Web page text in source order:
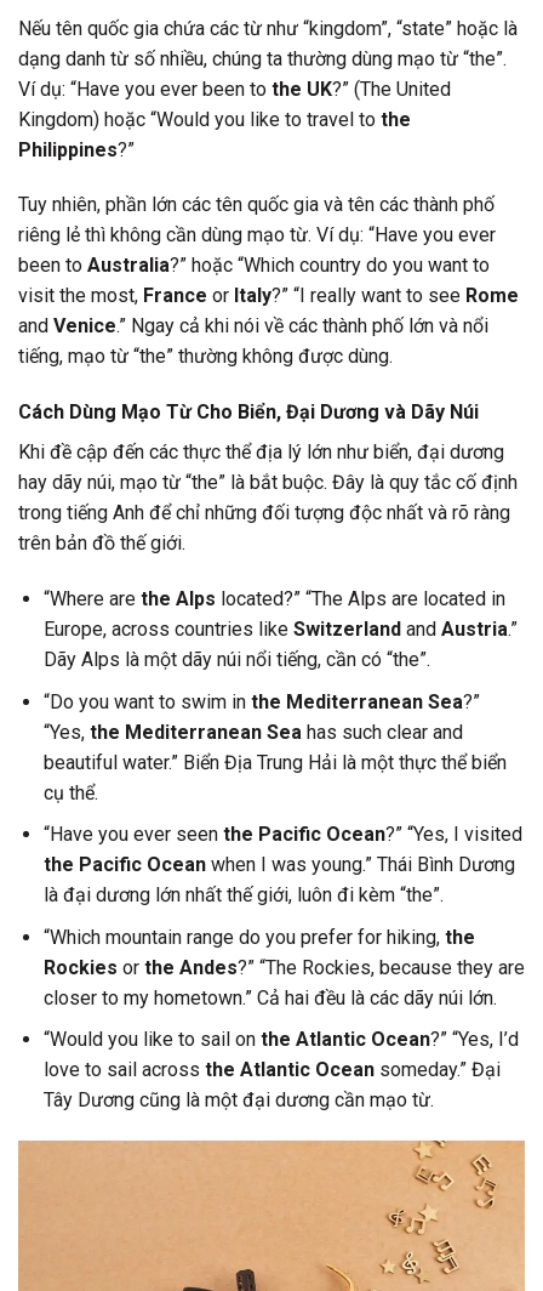
Nếu tên quốc gia chứa các từ như “kingdom”, “state” hoặc là
dạng danh từ số nhiều, chúng ta thường dùng mạo từ “the”.
Ví dụ: “Have you ever been to the UK?” (The United
Kingdom) hoặc “Would you like to travel to the
Philippines?”
Tuy nhiên, phần lớn các tên quốc gia và tên các thành phố
riêng lẻ thì không cần dùng mạo từ. Ví dụ: “Have you ever
been to Australia?” hoặc “Which country do you want to
visit the most, France or Italy?” “I really want to see Rome
and Venice.” Ngay cả khi nói về các thành phố lớn và nổi
tiếng, mạo từ “the” thường không được dùng.
Cách Dùng Mạo Từ Cho Biển, Đại Dương và Dãy Núi
Khi đề cập đến các thực thể địa lý lớn như biển, đại dương
hay dãy núi, mạo từ “the” là bắt buộc. Đây là quy tắc cố định
trong tiếng Anh để chỉ những đối tượng độc nhất và rõ ràng
trên bản đồ thế giới.
“Where are the Alps located?” “The Alps are located in
Europe, across countries like Switzerlandand Austria.”
Dãy Alps là một dãy núi nổi tiếng, cần có “the”.
“Do you want to swim in the Mediterranean Sea?”
“Yes, the Mediterranean Sea has such clear and
beautiful water.” Biển Địa Trung Hải là một thực thể biển
cụ thể.
“Have you ever seen the Pacific Ocean?” “Yes, I visited
the Pacific Oceanwhen I was young.” Thái Bình Dương
là đại dương lớn nhất thế giới, luôn đi kèm “the”.
“Which mountain range do you prefer for hiking, the
Rockies or the Andes?” “The Rockies, because they are
closer to my hometown.” Cả hai đều là các dãy núi lớn.
“Would you like to sail on the Atlantic Ocean?” “Yes, I’d
love to sail across the Atlantic Oceansomeday.” Đại
Tây Dương cũng là một đại dương cần mạo từ.